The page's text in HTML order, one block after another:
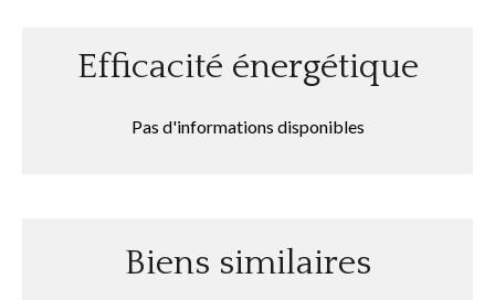
Efficacité énergétique
Pas d'informations disponibles
Biens similaires